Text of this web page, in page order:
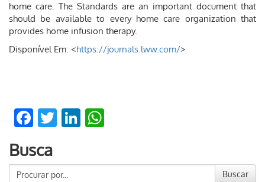
home care. The Standards are an important document that
should be available to every home care organization that
provides home infusion therapy.
Disponível Em: <https://journals.lww.com/>
Facebook
TwitterLinkedIn
Busca
Buscar